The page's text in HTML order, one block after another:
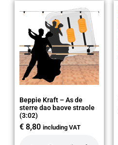
Beppie Kraft – As de
sterre dao baove straole
(3:02)
€ 8,80 including VAT